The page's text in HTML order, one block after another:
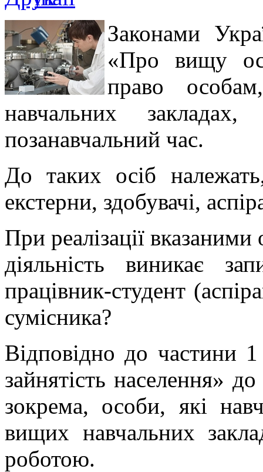
Законами
«Про вищу
право
навчальних
позанавчальний час.
До таких осіб
екстерни, здобувачі,
При реалізації
діяльність виникає
працівник-студент
сумісника?
Відповідно до частини
зайнятість населення»
зокрема, особи, які
вищих навчальних
роботою.